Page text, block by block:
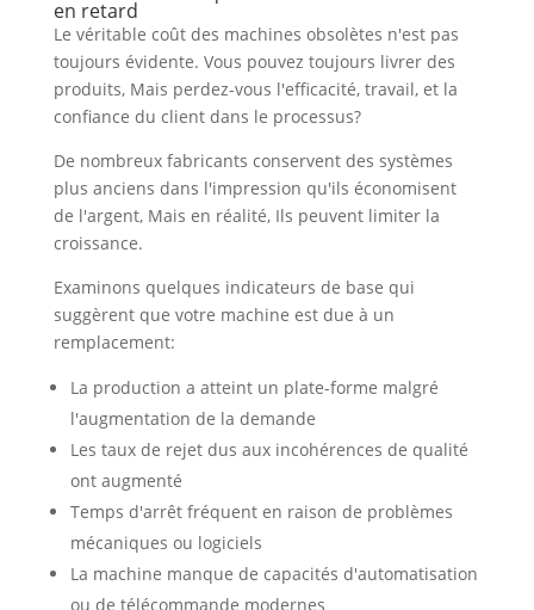
en retard
Le véritable coût des machines obsolètes n'est pas
toujours évidente. Vous pouvez toujours livrer des
produits, Mais perdez-vous l'efficacité, travail, et la
confiance du client dans le processus?
De nombreux fabricants conservent des systèmes
plus anciens dans l'impression qu'ils économisent
de l'argent, Mais en réalité, Ils peuvent limiter la
croissance.
Examinons quelques indicateurs de base qui
suggèrent que votre machine est due à un
remplacement:
La production a atteint un plate-forme malgré
l'augmentation de la demande
Les taux de rejet dus aux incohérences de qualité
ont augmenté
Temps d'arrêt fréquent en raison de problèmes
mécaniques ou logiciels
La machine manque de capacités d'automatisation
ou de télécommande modernes